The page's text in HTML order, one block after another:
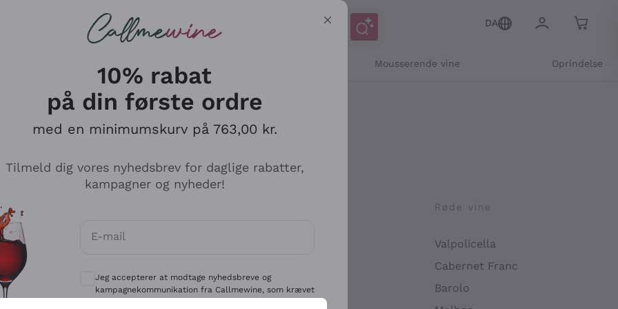
DA
Mousserende vine Oprindelse
Antinori
Ca' del Bosco
Gavi
Røde vine
Valpolicella
Cabernet Franc
Barolo
10% rabat
på din første ordre
med en minimumskurv på 763,00 kr.
Tilmeld dig vores nyhedsbrev for daglige rabatter,
kampagner og nyheder!
E-mail
Valgfrie samtykker for at modtage kommunikation og personlige tilbud
Jeg accepterer at modtage nyhedsbreve og
kampagnekommunikation fra Callmewine, som krævet